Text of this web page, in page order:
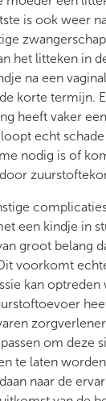
is ook weer
het litteken in
na een
korte termijn.
heeft vaker
echt
nodig is of
een kindje in
groot belang
voorkomt
kan optreden
om deze
te laten
naar de